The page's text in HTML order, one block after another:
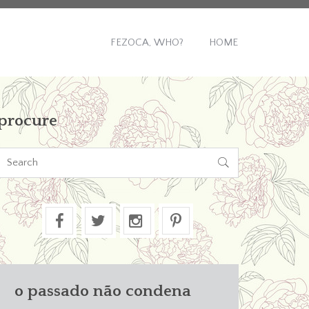
FEZOCA, WHO? HOME

o passado não condena